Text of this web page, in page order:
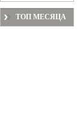
ТОП МЕСЯЦА